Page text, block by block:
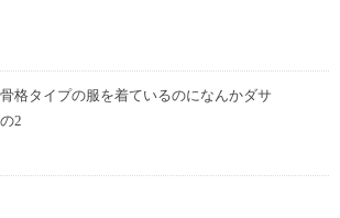
格タイプの服を着ているのになんかダサ
2